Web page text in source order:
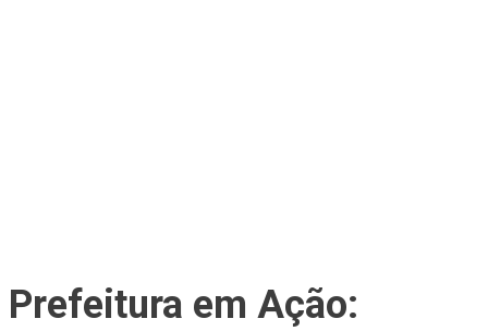
Prefeitura em Ação: